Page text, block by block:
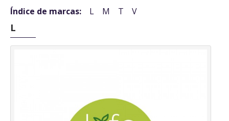
Índice de marcas: L M T V
L